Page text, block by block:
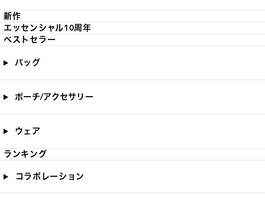
新作
エッセンシャル10周年
ベストセラー
バッグ
ポーチ/アクセサリー
ウェア
ランキング
コラボレーション